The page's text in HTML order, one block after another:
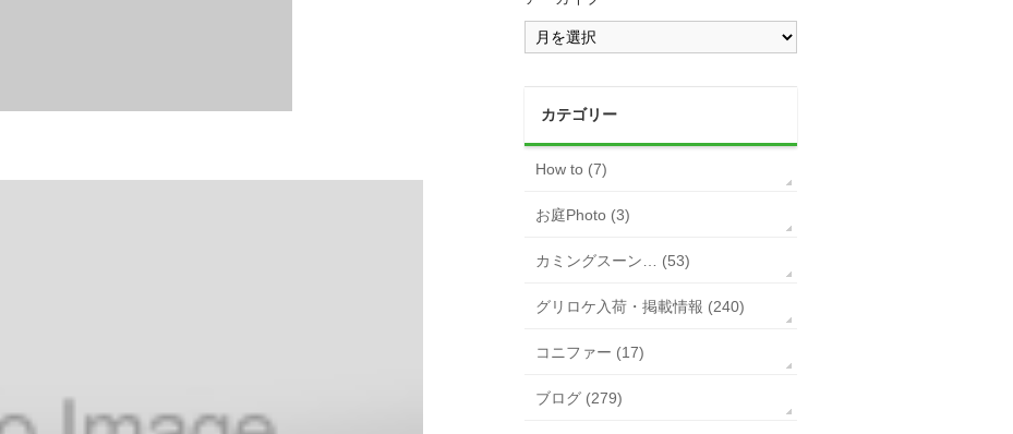
カテゴリー
How to (7)
お庭Photo (3)
カミングスーン… (53)
グリロケ入荷・掲載情報 (240)
コニファー (17)
ブログ (279)